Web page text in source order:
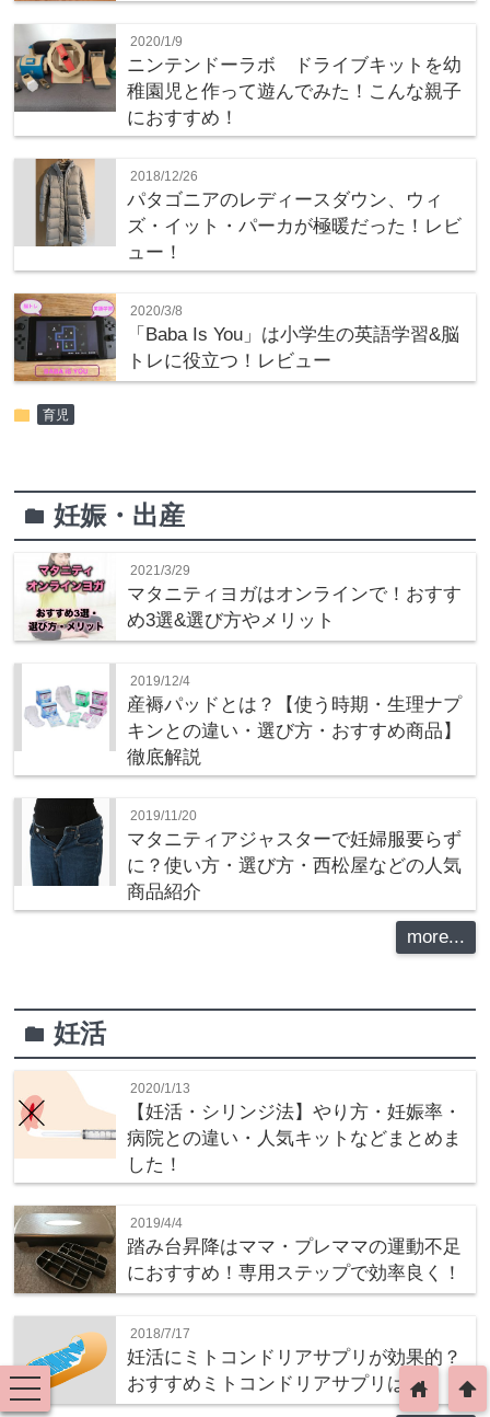
2020/1/9
ニンテンドーラボ ドライブキットを幼
稚園児と作って遊んでみた！こんな親子
におすすめ！
2018/12/26
パタゴニアのレディースダウン、ウィ
ズ・イット・パーカが極暖だった！レビ
ュー！
2020/3/8
「Baba Is You」は小学生の英語学習&脳
トレに役立つ！レビュー
folder 育児
folder妊娠・出産
2021/3/29
マタニティヨガはオンラインで！おすす
め3選&選び方やメリット
2019/12/4
産褥パッドとは？【使う時期・生理ナプ
キンとの違い・選び方・おすすめ商品】
徹底解説
2019/11/20
マタニティアジャスターで妊婦服要らず
に？使い方・選び方・西松屋などの人気
商品紹介
more...
folder妊活
2020/1/13
【妊活・シリンジ法】やり方・妊娠率・
病院との違い・人気キットなどまとめま
した！
2019/4/4
踏み台昇降はママ・プレママの運動不足
におすすめ！専用ステップで効率良く！
2018/7/17
妊活にミトコンドリアサプリが効果的？
おすすめミトコンドリアサプリは？
toggle
navigation
arrowup
home